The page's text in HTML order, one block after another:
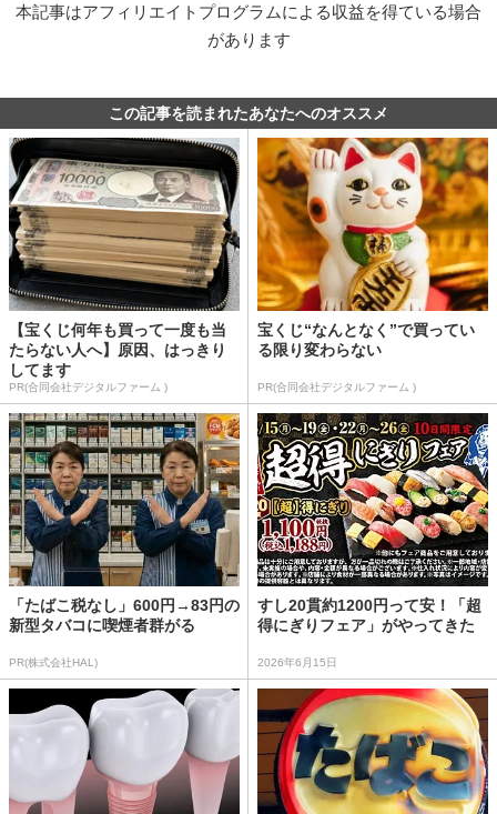
本記事はアフィリエイトプログラムによる収益を得ている場合
があります
この記事を読まれたあなたへのオススメ
【宝くじ何年も買って一度も当
たらない人へ】原因、はっきり
してます
PR(合同会社デジタルファーム )
宝くじ“なんとなく”で買ってい
る限り変わらない
PR(合同会社デジタルファーム )
「たばこ税なし」600円→83円の
新型タバコに喫煙者群がる
PR(株式会社HAL)
すし20貫約1200円って安！「超
得にぎりフェア」がやってきた
2026年6月15日